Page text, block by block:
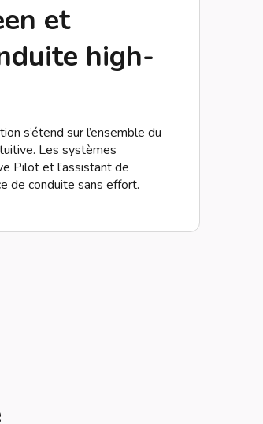
et
high-
s’étend sur l’ensemble du
Les systèmes
Pilot et l’assistant de
de conduite sans effort.